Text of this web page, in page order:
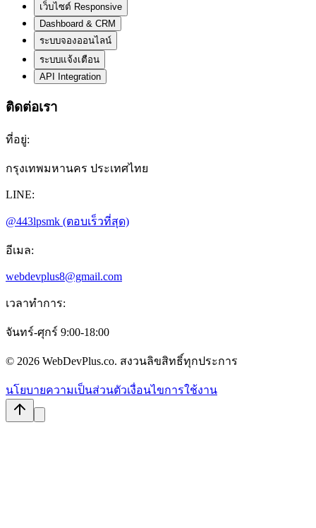
เว็บไซต์ Responsive
Dashboard & CRM
ระบบจองออนไลน์
ระบบแจ้งเตือน
API Integration
ติดต่อเรา
ที่อยู่:
กรุงเทพมหานคร ประเทศไทย
LINE:
@443lpsmk (ตอบเร็วที่สุด)
อีเมล:
webdevplus8@gmail.com
เวลาทำการ:
จันทร์-ศุกร์ 9:00-18:00
© 2026 WebDevPlus.co. สงวนลิขสิทธิ์ทุกประการ
นโยบายความเป็นส่วนตัวเงื่อนไขการใช้งาน